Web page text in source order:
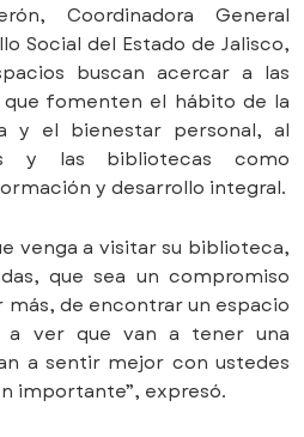
Coordinadora General
Social del Estado de Jalisco,
buscan acercar a las
fomenten el hábito de la
y el bienestar personal, al
y las bibliotecas como
y desarrollo integral.
venga a visitar su biblioteca,
que sea un compromiso
más, de encontrar un espacio
a ver que van a tener una
a sentir mejor con ustedes
importante”, expresó.